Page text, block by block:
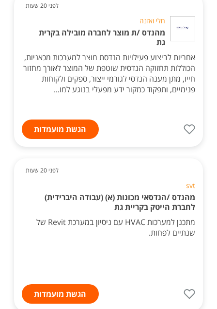
לפני 20 שעות
חלי ואזנה
מהנדס /ת מוצר לחברה מובילה בקרית
גת
אחריות לביצוע פעילויות הנדסת מוצר למערכות מכאניות,
הכוללות תחזוקה הנדסית שוטפת של המוצר לאורך מחזור
חייו, מתן מענה הנדסי לגורמי ייצור, ספקים ולקוחות
פנימיים, ותפקוד כמקור ידע מפעלי בנוגע למו...
הגשת מועמדות
לפני 20 שעות
svt
מהנדס /הנדסאי מכונות (א) (עבודה היברידית)
לחברת הייטק בקריית גת
מתכנן למערכות HVAC עם ניסיון במערכת Revit של
שנתיים לפחות.
הגשת מועמדות